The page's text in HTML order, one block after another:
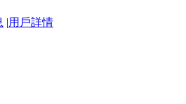
|用戶詳情